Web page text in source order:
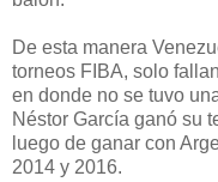
De esta manera
torneos FIBA, solo
en donde no se tuvo
Néstor García ganó su
luego de ganar con
2014 y 2016.